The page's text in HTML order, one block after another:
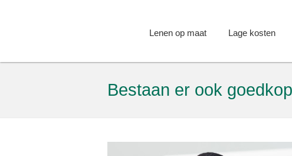
Lenen op maat Lage kosten
Bestaan er ook